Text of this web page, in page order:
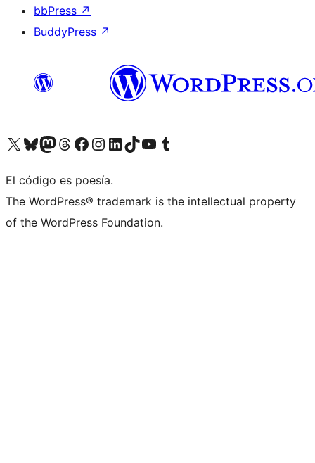
bbPress ↗
BuddyPress ↗
Visitá nuestra cuenta de X (anteriormente Twitter)
Visitá nuestra cuenta de Bluesky
Visitá nuestra cuenta de Mastodon
Visitá nuestra cuenta de Threads
Visitá nuestra página de Facebook
Visitá nuestra cuenta de Instagram
Visitá nuestra cuenta de LinkedIn
Visitá nuestra cuenta de TikTok
Visitá nuestro canal de YouTube
Visitá nuestra cuenta de Tumblr
El código es poesía.
The WordPress® trademark is the intellectual property
of the WordPress Foundation.